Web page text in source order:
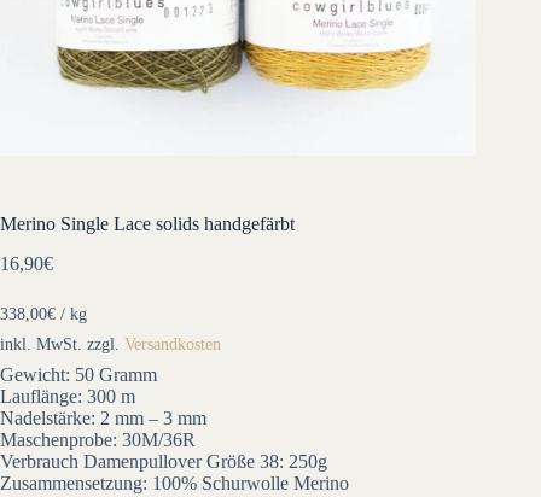
Merino Single Lace solids handgefärbt
16,90€
338,00€ / kg
inkl. MwSt. zzgl. Versandkosten
Gewicht: 50 Gramm
Lauflänge: 300 m
Nadelstärke: 2 mm – 3 mm
Maschenprobe: 30M/36R
Verbrauch Damenpullover Größe 38: 250g
Zusammensetzung: 100% Schurwolle Merino